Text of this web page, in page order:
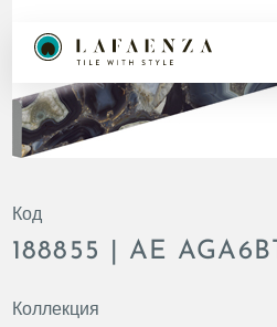
Код
188855 | AE
Коллекция